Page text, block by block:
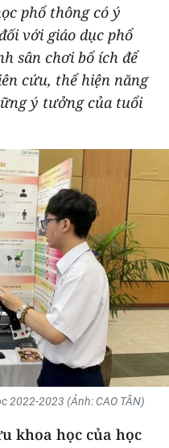
phổ thông có ý
với giáo dục phổ
sân chơi bổ ích để
cứu, thể hiện năng
ý tưởng của tuổi
2022-2023 (Ảnh: CAO TÂN)
khoa học của học